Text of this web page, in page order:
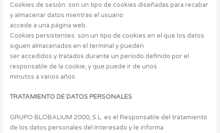
Cookies de sesión: son un tipo de cookies diseñadas para recabar
y almacenar datos mientras el usuario
accede a una página web.
Cookies persistentes: son un tipo de cookies en el que los datos
siguen almacenados en el terminal y pueden
ser accedidos y tratados durante un período definido por el
responsable de la cookie, y que puede ir de unos
minutos a varios años.
TRATAMIENTO DE DATOS PERSONALES
GRUPO BLOBALIUM 2000, S.L. es el Responsable del tratamiento
de los datos personales del Interesado y le informa